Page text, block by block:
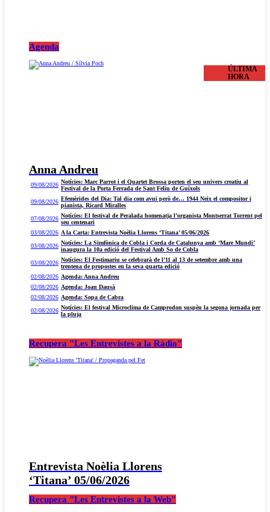
Agenda
Anna Andreu
ÚLTIMA
HORA
09/08/2026 Notícies: Marc Parrot i el Quartet Brossa porten el seu univers creatiu al
Festival de la Porta Ferrada de Sant Feliu de Guíxols
09/08/2026 Efemèrides del Dia: Tal dia com avui però de… 1944 Neix el compositor i
pianista, Ricard Miralles
07/08/2026 Notícies: El festival de Peralada homenatja l’organista Montserrat Torrent pel
seu centenari
03/08/2026 A la Carta: Entrevista Noèlia Llorens ‘Titana’ 05/06/2026
03/08/2026 Notícies: La Simfònica de Cobla i Corda de Catalunya amb ‘Mare Mundi’
inaugura la 10a edició del Festival Amb So de Cobla
03/08/2026 Notícies: El Festimariu se celebrarà de l’11 al 13 de setembre amb una
trentena de propostes en la seva quarta edició
02/08/2026 Agenda: Anna Andreu
02/08/2026 Agenda: Joan Dausà
02/08/2026 Agenda: Sopa de Cabra
02/08/2026 Notícies: El festival Microclima de Camprodon suspèn la segona jornada per
la pluja
Recupera "Les Entrevistes a la Ràdio"
Entrevista Noèlia Llorens
‘Titana’ 05/06/2026
Recupera "Les Entrevistes a la Web"